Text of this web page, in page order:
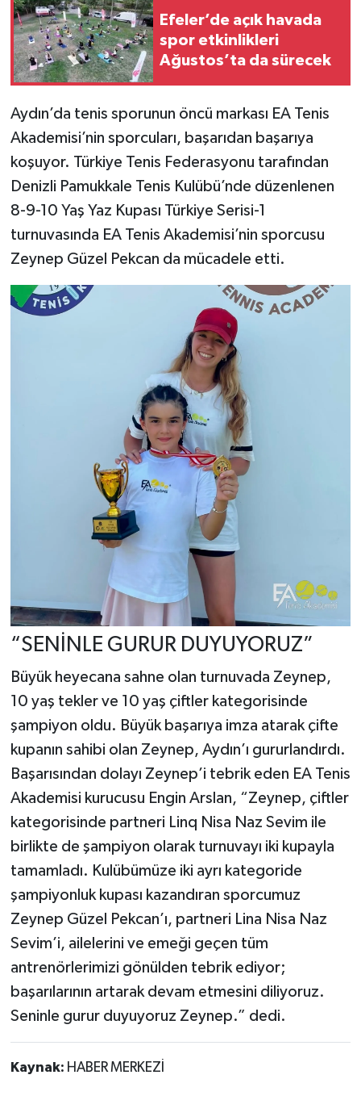
Efeler’de açık havada
spor etkinlikleri
Ağustos’ta da sürecek
Aydın’da tenis sporunun öncü markası EA Tenis
Akademisi’nin sporcuları, başarıdan başarıya
koşuyor. Türkiye Tenis Federasyonu tarafından
Denizli Pamukkale Tenis Kulübü’nde düzenlenen
8-9-10 Yaş Yaz Kupası Türkiye Serisi-1
turnuvasında EA Tenis Akademisi’nin sporcusu
Zeynep Güzel Pekcan da mücadele etti.
“SENİNLE GURUR DUYUYORUZ”
Büyük heyecana sahne olan turnuvada Zeynep,
10 yaş tekler ve 10 yaş çiftler kategorisinde
şampiyon oldu. Büyük başarıya imza atarak çifte
kupanın sahibi olan Zeynep, Aydın’ı gururlandırdı.
Başarısından dolayı Zeynep’i tebrik eden EA Tenis
Akademisi kurucusu Engin Arslan, “Zeynep, çiftler
kategorisinde partneri Linq Nisa Naz Sevim ile
birlikte de şampiyon olarak turnuvayı iki kupayla
tamamladı. Kulübümüze iki ayrı kategoride
şampiyonluk kupası kazandıran sporcumuz
Zeynep Güzel Pekcan’ı, partneri Lina Nisa Naz
Sevim’i, ailelerini ve emeği geçen tüm
antrenörlerimizi gönülden tebrik ediyor;
başarılarının artarak devam etmesini diliyoruz.
Seninle gurur duyuyoruz Zeynep.” dedi.
Kaynak: HABER MERKEZİ